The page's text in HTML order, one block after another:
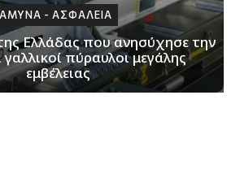
ΑΜΥΝΑ - ΑΣΦΑΛΕΙΑ
Ελλάδας που ανησύχησε την
πύραυλοι μεγάλης
εμβέλειας